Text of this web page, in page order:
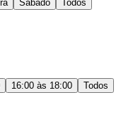
Sábado Todos
16:00 às 18:00
Todos